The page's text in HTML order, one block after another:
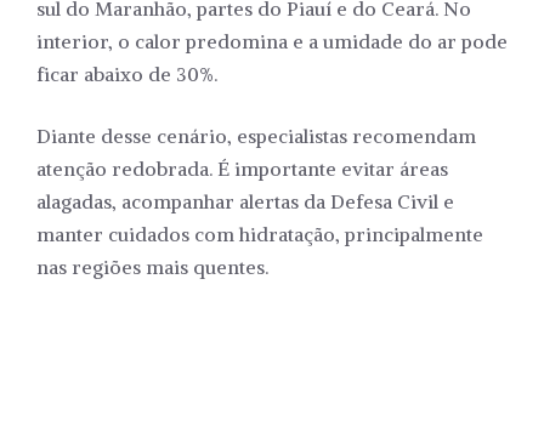
sul do Maranhão, partes do Piauí e do Ceará. No
interior, o calor predomina e a umidade do ar pode
ficar abaixo de 30%.
Diante desse cenário, especialistas recomendam
atenção redobrada. É importante evitar áreas
alagadas, acompanhar alertas da Defesa Civil e
manter cuidados com hidratação, principalmente
nas regiões mais quentes.